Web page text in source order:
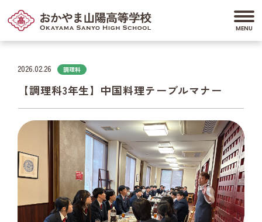
2026.02.26 調理科
【調理科3年生】中国料理テーブルマナー